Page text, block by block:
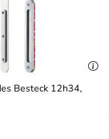
Besteck 12h34,